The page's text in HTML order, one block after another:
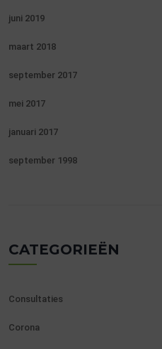
juni 2019
maart 2018
september 2017
mei 2017
januari 2017
september 1998
CATEGORIEËN
Consultaties
Corona